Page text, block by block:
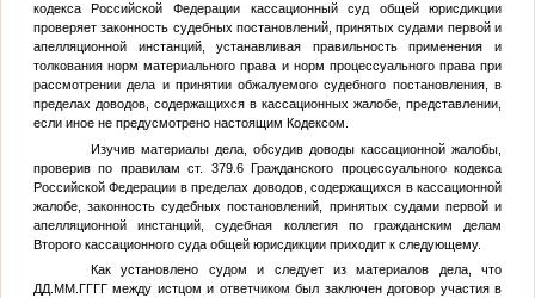
кодекса Российской Федерации кассационный суд общей юрисдикции
проверяет законность судебных постановлений, принятых судами первой и
апелляционной инстанций, устанавливая правильность применения и
толкования норм материального права и норм процессуального права при
рассмотрении дела и принятии обжалуемого судебного постановления, в
пределах доводов, содержащихся в кассационных жалобе, представлении,
если иное не предусмотрено настоящим Кодексом.
Изучив материалы дела, обсудив доводы кассационной жалобы,
проверив по правилам ст. 379.6 Гражданского процессуального кодекса
Российской Федерации в пределах доводов, содержащихся в кассационной
жалобе, законность судебных постановлений, принятых судами первой и
апелляционной инстанций, судебная коллегия по гражданским делам
Второго кассационного суда общей юрисдикции приходит к следующему.
Как установлено судом и следует из материалов дела, что
ДД.ММ.ГГГГмежду истцом и ответчиком был заключен договор участия в